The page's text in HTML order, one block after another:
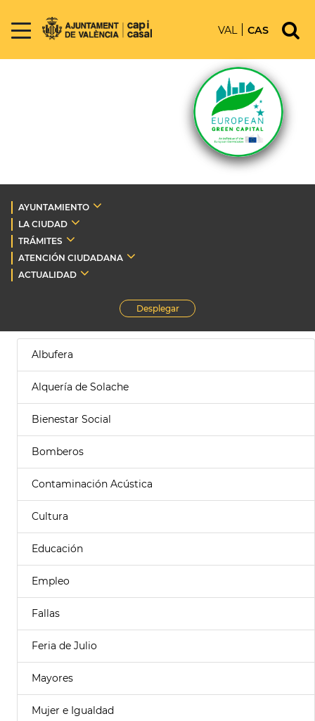
VAL CAS
AYUNTAMIENTO
LA CIUDAD
TRÁMITES
ATENCIÓN CIUDADANA
ACTUALIDAD
Desplegar
Albufera
Alquería de Solache
Bienestar Social
Bomberos
Contaminación Acústica
Cultura
Educación
Empleo
Fallas
Feria de Julio
Mayores
Mujer e Igualdad